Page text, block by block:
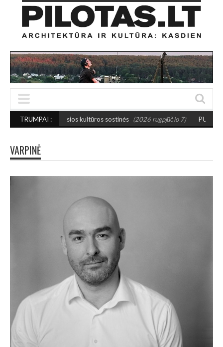
TRUMPAI :
mažosios kultūros sostinės (2026 rugpjūčio 7) PUSIAUSVYROS
VARPINĖ